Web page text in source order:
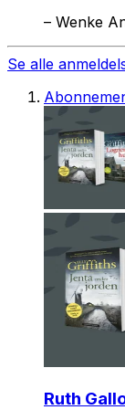
– Wenke
Se alle
Ruth